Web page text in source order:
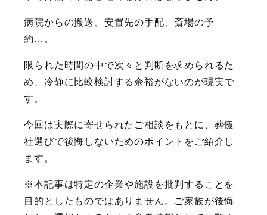
病院からの搬送、安置先の手配、斎場の予
約…。
限られた時間の中で次々と判断を求められるた
め、冷静に比較検討する余裕がないのが現実で
す。
今回は実際に寄せられたご相談をもとに、葬儀
社選びで後悔しないためのポイントをご紹介し
ます。
※本記事は特定の企業や施設を批判することを
目的としたものではありません。ご家族が後悔